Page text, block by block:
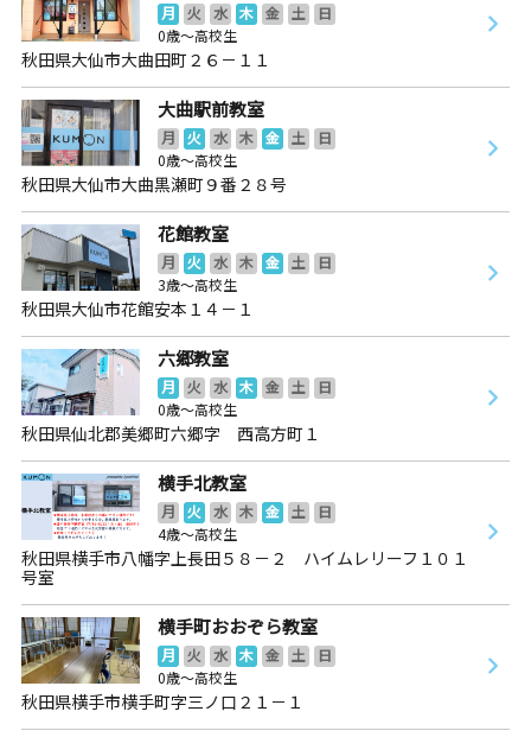
月 火 水 木 金 土
日
0歳～高校生
秋田県大仙市大曲田町２６－１１
大曲駅前教室
月 火 水 木 金 土
日
0歳～高校生
秋田県大仙市大曲黒瀬町９番２８号
花館教室
月 火 水 木 金 土
日
3歳～高校生
秋田県大仙市花館安本１４－１
六郷教室
月 火 水 木 金 土
日
0歳～高校生
秋田県仙北郡美郷町六郷字 西高方町１
横手北教室
月 火 水 木 金 土
日
4歳～高校生
秋田県横手市八幡字上長田５８－２ ハイムレリーフ１０１
号室
横手町おおぞら教室
月 火 水 木 金 土
日
0歳～高校生
秋田県横手市横手町字三ノ口２１－１